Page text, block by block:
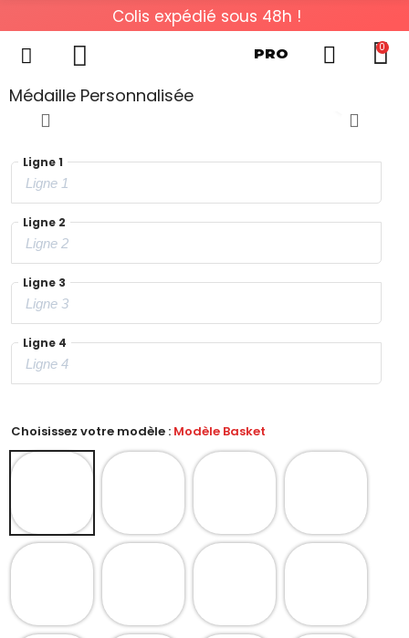
Colis expédié sous 48h !
PRO 0
Médaille Personnalisée
Ligne 1
Ligne 2
Ligne 3
Ligne 4
Choisissez votre modèle : Modèle Basket